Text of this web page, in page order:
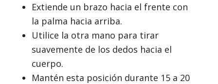
Extiende un brazo hacia el frente con
la palma hacia arriba.
Utilice la otra mano para tirar
suavemente de los dedos hacia el
cuerpo.
Mantén esta posición durante 15 a 20